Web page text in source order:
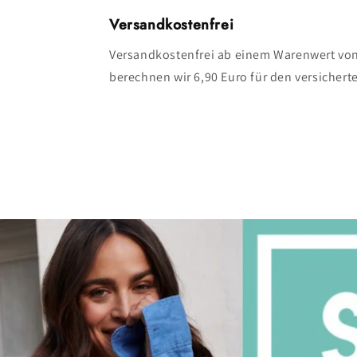
Versandkostenfrei
Versandkostenfrei ab einem Warenwert
berechnen wir 6,90 Euro für den